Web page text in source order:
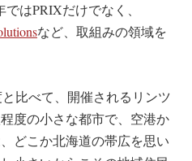
はPRIXだけでなく、
など、取組みの領域を
比べて、開催されるリンツ
度の小さな都市で、空港か
どこか北海道の帯広を思い